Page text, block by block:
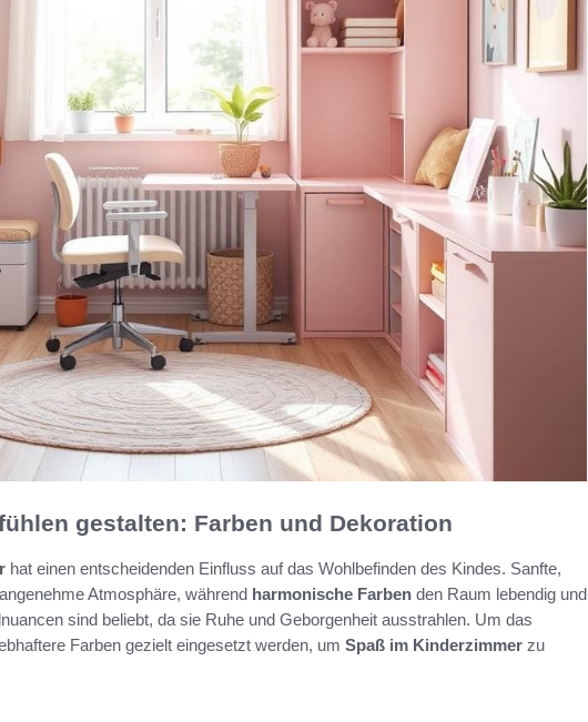
gestalten: Farben und Dekoration
hat einen entscheidenden Einfluss auf das Wohlbefinden des Kindes. Sanfte,
Atmosphäre, während harmonische Farben den Raum lebendig und
sind beliebt, da sie Ruhe und Geborgenheit ausstrahlen. Um das
Farben gezielt eingesetzt werden, um Spaß im Kinderzimmer zu